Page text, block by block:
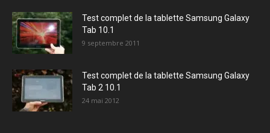
Test complet de la tablette Samsung Galaxy
Tab 10.1
9 septembre 2011
Test complet de la tablette Samsung Galaxy
Tab 2 10.1
24 mai 2012